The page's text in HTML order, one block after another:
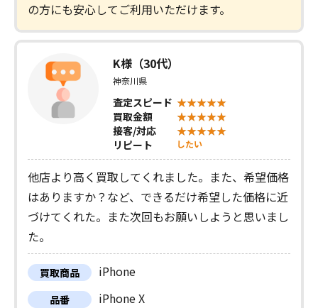
の方にも安心してご利用いただけます。
K様（30代）
神奈川県
査定スピード
買取金額
接客/対応
リピート
したい
他店より高く買取してくれました。また、希望価格
はありますか？など、できるだけ希望した価格に近
づけてくれた。また次回もお願いしようと思いまし
た。
買取商品 iPhone
品番 iPhone X